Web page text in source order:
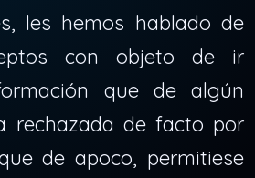
les hemos hablado de
con objeto de ir
que de algún
rechazada de facto por
de apoco, permitiese